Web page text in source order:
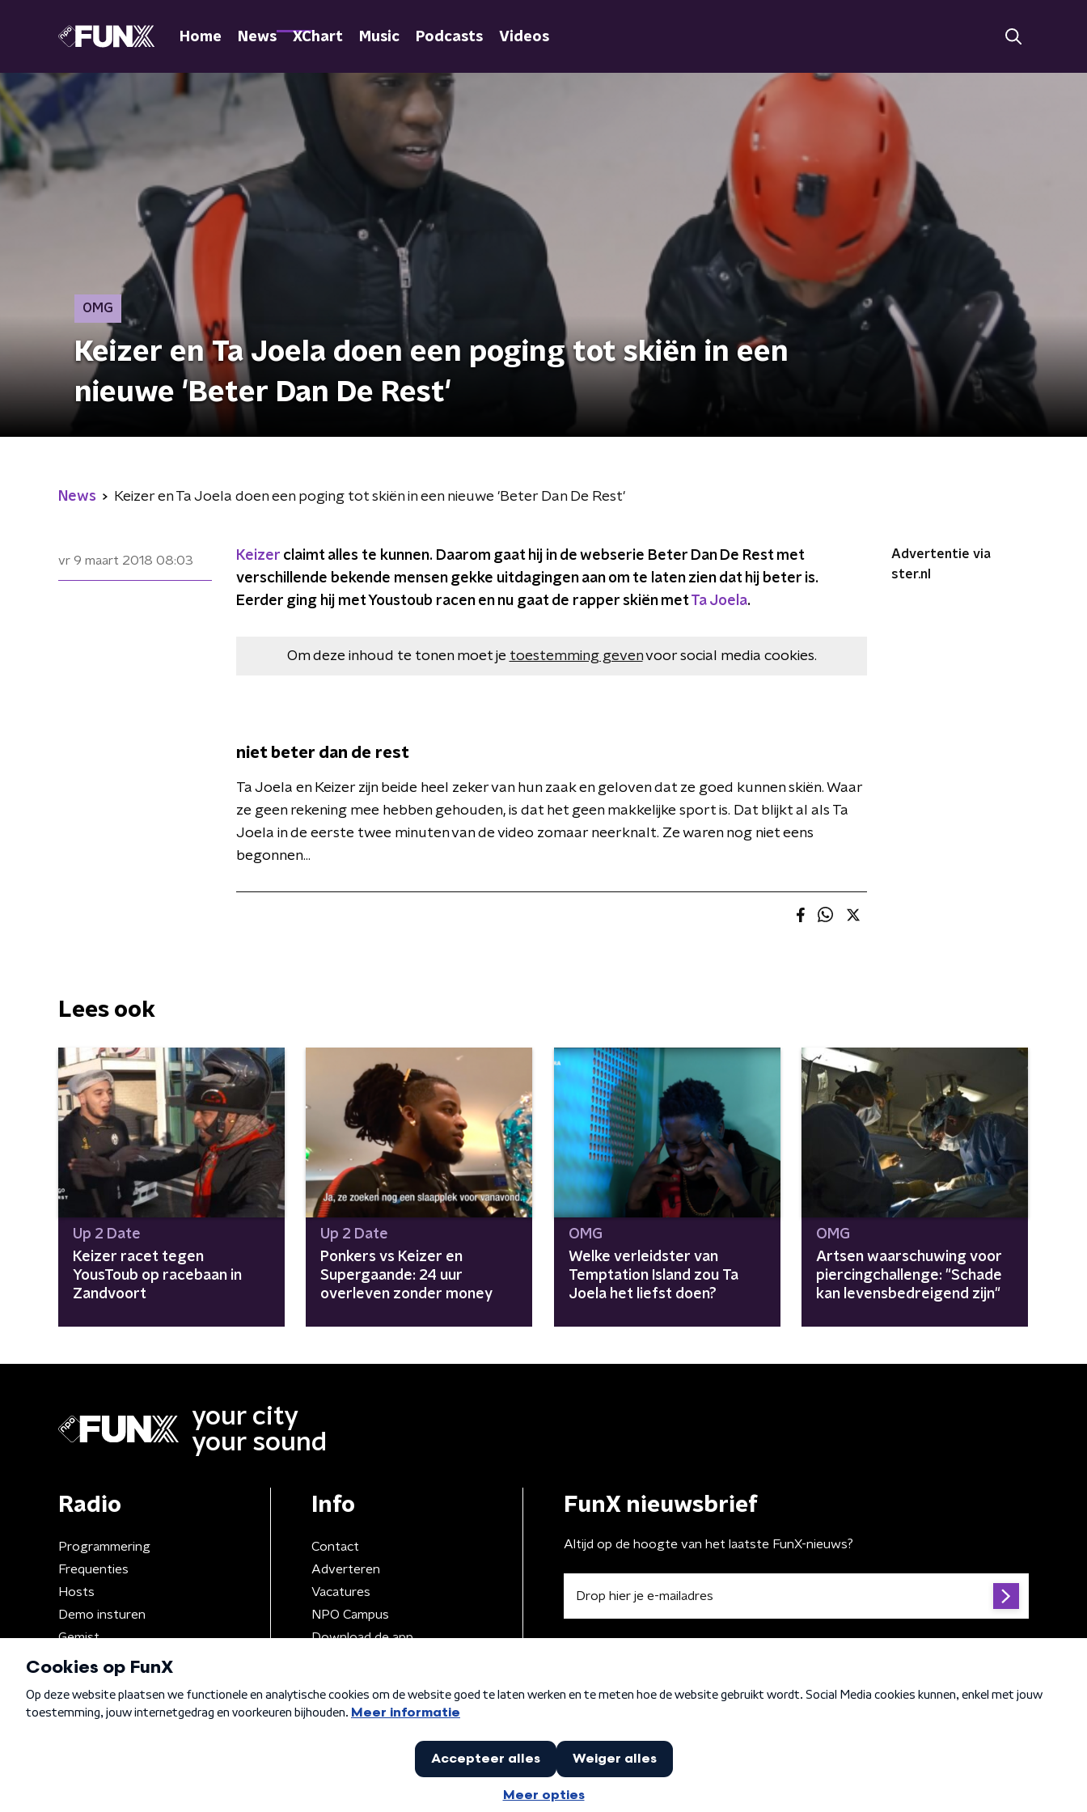
Home News XChart Music Podcasts Videos
OMG
Keizer en Ta Joela doen een poging tot skiën in een
nieuwe 'Beter Dan De Rest'
News Keizer en Ta Joela doen een poging tot skiën in een nieuwe 'Beter Dan De Rest'
vr 9 maart 2018 08:03 Keizer claimt alles te kunnen. Daarom gaat hij in de webserie Beter Dan De Rest met
verschillende bekende mensen gekke uitdagingen aan om te laten zien dat hij beter is.
Eerder ging hij met Youstoub racen en nu gaat de rapper skiën metTa Joela.
Om deze inhoud te tonen moet je toestemming gevenvoor social media cookies.
niet beter dan de rest
Ta Joela en Keizer zijn beide heel zeker van hun zaak en geloven dat ze goed kunnen skiën. Waar
ze geen rekening mee hebben gehouden, is dat het geen makkelijke sport is. Dat blijkt al als Ta
Joela in de eerste twee minuten van de video zomaar neerknalt. Ze waren nog niet eens
begonnen...
Advertentie via
ster.nl
Lees ook
Up 2 Date
Keizer racet tegen
YousToub op racebaan in
Zandvoort
Up 2 Date
Ponkers vs Keizer en
Supergaande: 24 uur
overleven zonder money
OMG
Welke verleidster van
Temptation Island zou Ta
Joela het liefst doen?
OMG
Artsen waarschuwing voor
piercingchallenge: "Schade
kan levensbedreigend zijn"
your city
your sound
Radio
Programmering
Frequenties
Hosts
Demo insturen
Gemist
Info
Contact
Adverteren
Vacatures
NPO Campus
Download de app
FunX nieuwsbrief
Altijd op de hoogte van het laatste FunX-nieuws?
Algemene voorwaarden Privacybeleid